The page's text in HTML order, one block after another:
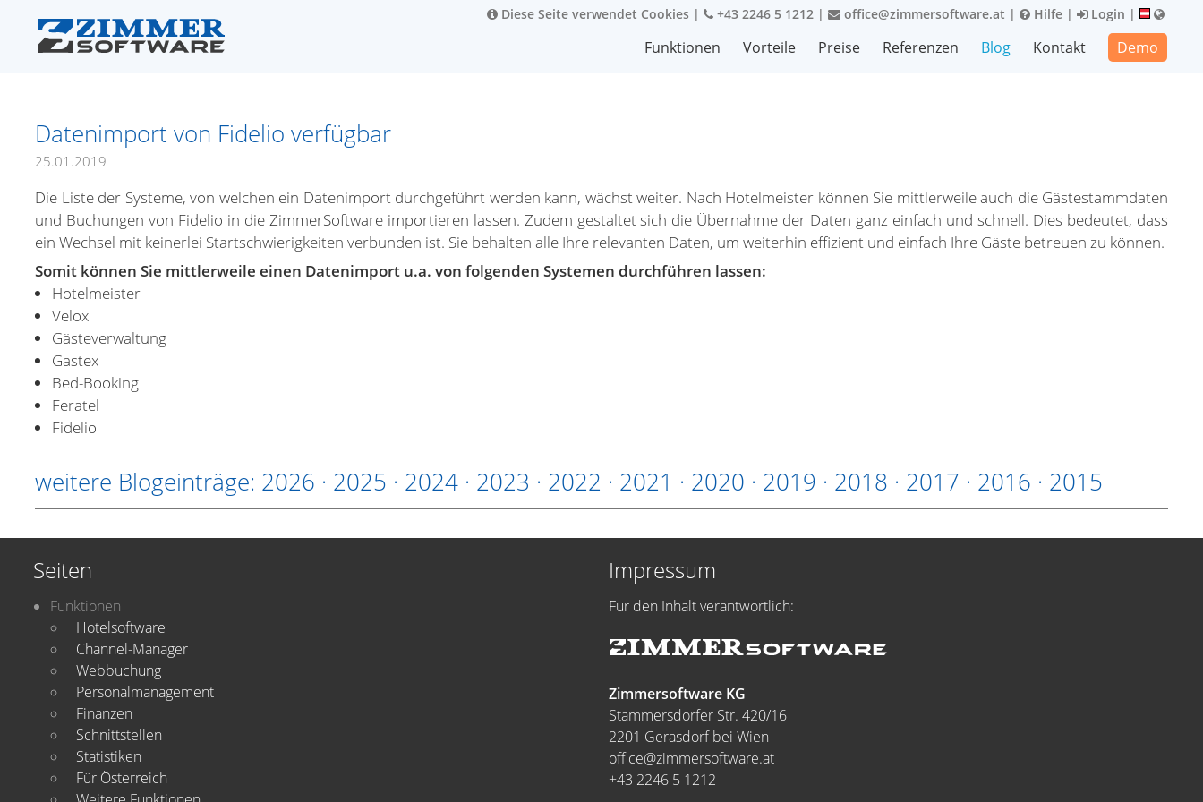
Diese Seite verwendet Cookies | +43 2246 5 1212 | office@zimmersoftware.at | Hilfe | Login |
Funktionen Vorteile Preise Referenzen Blog Kontakt Demo
Datenimport von Fidelio verfügbar
25.01.2019
Die Liste der Systeme, von welchen ein Datenimport durchgeführt werden kann, wächst weiter. Nach Hotelmeister können Sie mittlerweile auch die Gästestammdaten
und Buchungen von Fidelio in die ZimmerSoftware importieren lassen. Zudem gestaltet sich die Übernahme der Daten ganz einfach und schnell. Dies bedeutet, dass
ein Wechsel mit keinerlei Startschwierigkeiten verbunden ist. Sie behalten alle Ihre relevanten Daten, um weiterhin effizient und einfach Ihre Gäste betreuen zu können.
Somit können Sie mittlerweile einen Datenimport u.a. von folgenden Systemen durchführen lassen:
Hotelmeister
Velox
Gästeverwaltung
Gastex
Bed-Booking
Feratel
Fidelio
weitere Blogeinträge: 2026 · 2025 · 2024 · 2023 · 2022 · 2021 · 2020 · 2019 · 2018 · 2017 · 2016 · 2015
Seiten
Funktionen
Hotelsoftware
Channel-Manager
Webbuchung
Personalmanagement
Finanzen
Schnittstellen
Statistiken
Für Österreich
Impressum
Für den Inhalt verantwortlich:
Zimmersoftware KG
Stammersdorfer Str. 420/16
2201 Gerasdorf bei Wien
office@zimmersoftware.at
+43 2246 5 1212